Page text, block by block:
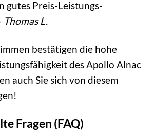
gutes Preis-Leistungs-
Thomas L.
bestätigen die hohe
des Apollo Alnac
auch Sie sich von diesem
Fragen (FAQ)